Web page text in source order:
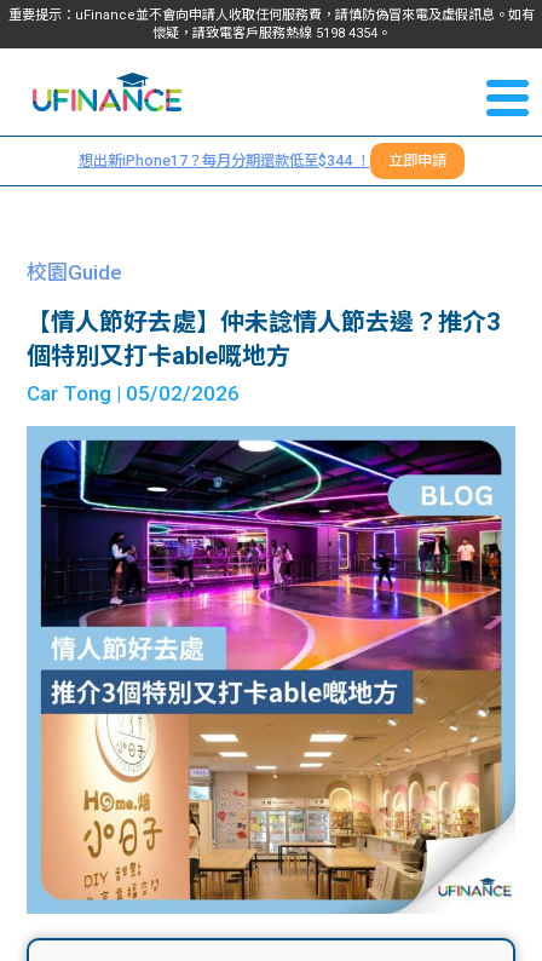
重要提示：uFinance並不會向申請人收取任何服務費，請慎防偽冒來電及虛假訊息。如有
懷疑，請致電客戶服務熱線 5198 4354。
我們
服務
學生
貸款
貸款
計算
機
學生
故事
分享
大學
生學
學生
資訊
Blog
大專
生筍
工推
介
搵工
Gui
de
常見
問題
學生
福利
uFina
nce
校園
贊助
聯絡
我們
們
＋
想出新iPhone17？每月分期還款低至$344 ！ 立即申請
校園Guide
【情人節好去處】仲未諗情人節去邊？推介3
個特別又打卡able嘅地方
Car Tong | 05/02/2026